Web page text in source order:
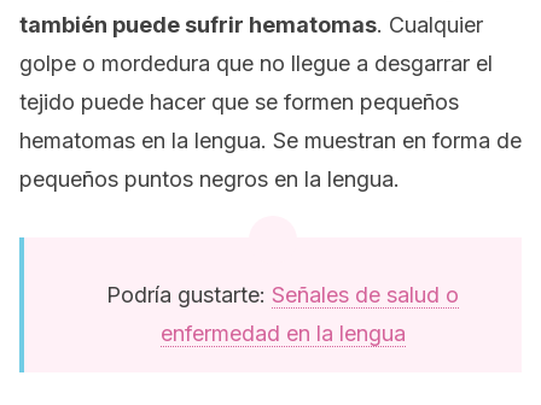
también puede sufrir hematomas. Cualquier
golpe o mordedura que no llegue a desgarrar el
tejido puede hacer que se formen pequeños
hematomas en la lengua. Se muestran en forma de
pequeños puntos negros en la lengua.
Podría gustarte: Señales de salud o
enfermedad en la lengua